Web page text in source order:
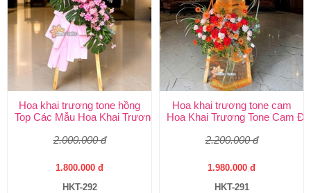
Hoa khai trương tone hồng
Top Các Mẫu Hoa Khai Trương Tone Hồng Đẹp, Sang Trọng,
2.000.000 đ
1.800.000 đ
HKT-292
Hoa khai trương tone cam
Hoa Khai Trương Tone Cam
2.200.000 đ
1.980.000 đ
HKT-291